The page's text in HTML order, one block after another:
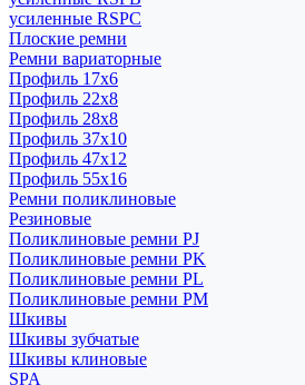
усиленные RSPC
Плоские ремни
Ремни вариаторные
Профиль 17x6
Профиль 22x8
Профиль 28x8
Профиль 37x10
Профиль 47x12
Профиль 55x16
Ремни поликлиновые
Резиновые
Поликлиновые ремни PJ
Поликлиновые ремни PK
Поликлиновые ремни PL
Поликлиновые ремни PM
Шкивы
Шкивы зубчатые
Шкивы клиновые
SPA